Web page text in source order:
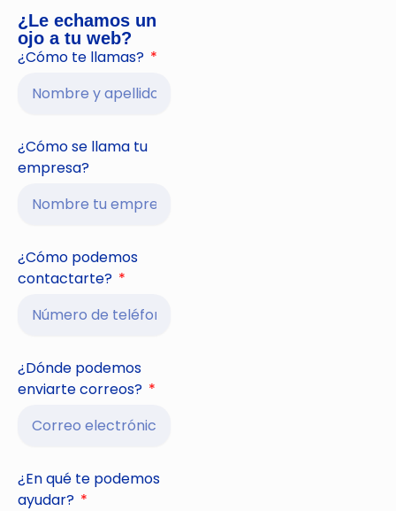
¿Le echamos un
ojo a tu web?
¿Cómo te llamas?
¿Cómo se llama tu
empresa?
¿Cómo podemos
contactarte?
¿Dónde podemos
enviarte correos?
¿En qué te podemos
ayudar?